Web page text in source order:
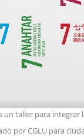
un taller para integrar
por CGLU para